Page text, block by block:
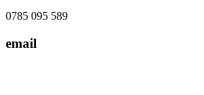
0785 095 589
email